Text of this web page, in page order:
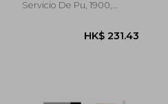
Servicio De Pu, 1900,